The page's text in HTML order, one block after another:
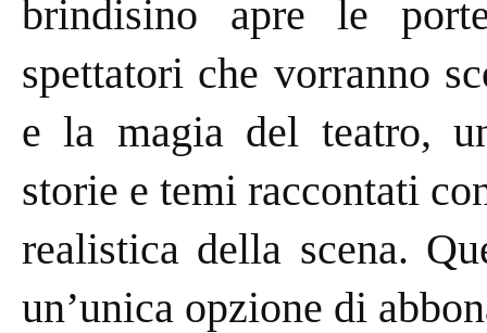
brindisino apre le
spettatori che vorranno
e la magia del teatro,
storie e temi raccontati
realistica della scena.
un’unica opzione di